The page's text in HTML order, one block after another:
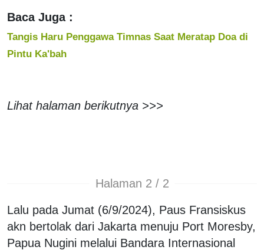
Baca Juga :
Tangis Haru Penggawa Timnas Saat Meratap Doa di
Pintu Ka'bah
Lihat halaman berikutnya >>>
Halaman 2 / 2
Lalu pada Jumat (6/9/2024), Paus Fransiskus
akn bertolak dari Jakarta menuju Port Moresby,
Papua Nugini melalui Bandara Internasional